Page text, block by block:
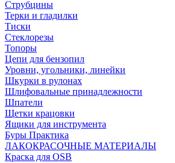
Струбцины
Терки и гладилки
Тиски
Стеклорезы
Топоры
Цепи для бензопил
Уровни, угольники, линейки
Шкурки в рулонах
Шлифовальные принадлежности
Шпатели
Щетки крацовки
Ящики для инструмента
Буры Практика
ЛАКОКРАСОЧНЫЕ МАТЕРИАЛЫ
Краска для OSB